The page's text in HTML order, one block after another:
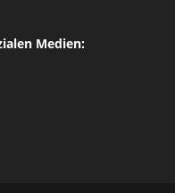
Medien: